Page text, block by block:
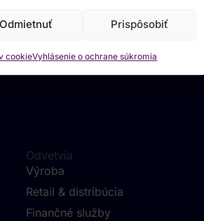
Odmietnuť Prispôsobiť
cookieVyhlásenie o ochrane súkromia
Odvetvia
Výroba
Retail & distribúcia
Finančné služby